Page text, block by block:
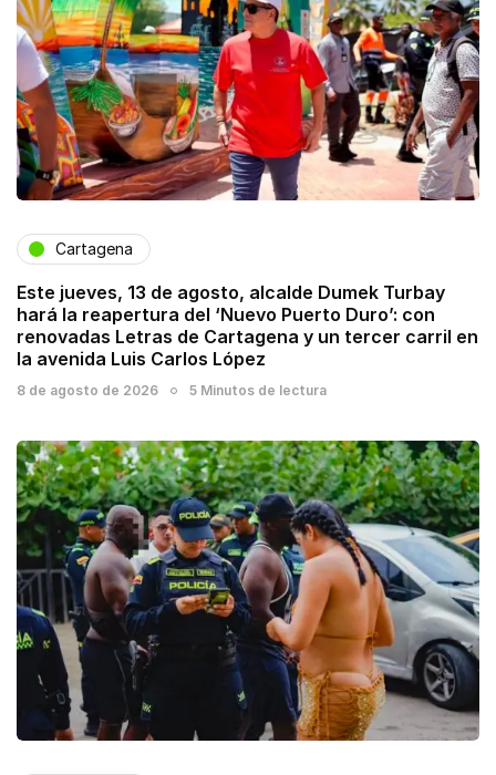
Cartagena
Este jueves, 13 de agosto, alcalde Dumek Turbay
hará la reapertura del ‘Nuevo Puerto Duro’: con
renovadas Letras de Cartagena y un tercer carril en
la avenida Luis Carlos López
8 de agosto de 2026 5 Minutos de lectura